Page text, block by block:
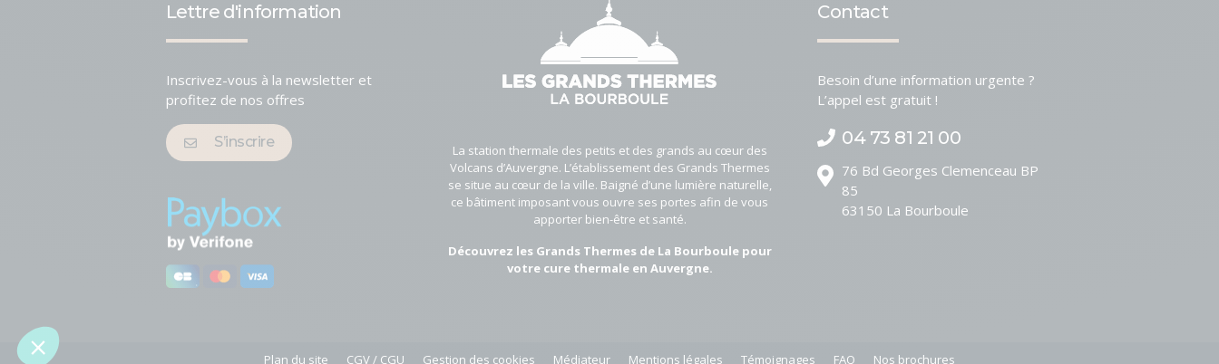
Lettre d'information
Inscrivez-vous à la newsletter et
profitez de nos offres
S’inscrire
La station thermale des petits et des grands au cœur des
Volcans d’Auvergne. L’établissement des Grands Thermes
se situe au cœur de la ville. Baigné d’une lumière naturelle,
ce bâtiment imposant vous ouvre ses portes afin de vous
apporter bien-être et santé.
Découvrez les Grands Thermes de La Bourboule pour
votre cure thermale en Auvergne.
Contact
Besoin d’une information urgente ?
L’appel est gratuit !
04 73 81 21 00
76 Bd Georges Clemenceau BP
85
63150 La Bourboule
Plan du site CGV / CGU Gestion des cookies Médiateur Mentions légales Témoignages FAQ Nos brochures